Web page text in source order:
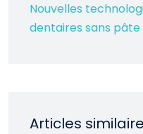
Nouvelles
dentaires sans pâte
Articles